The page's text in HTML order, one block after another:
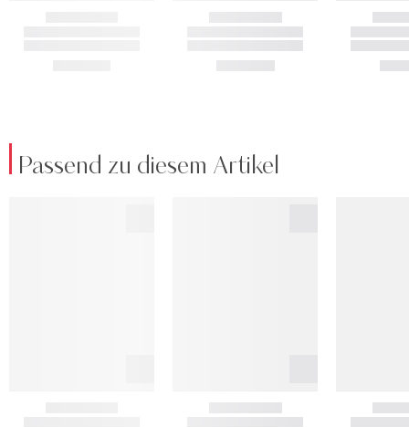
Passend zu diesem Artikel